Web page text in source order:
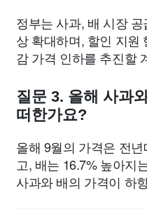
정부는 사과, 배 시장
상 확대하며, 할인 지원
감 가격 인하를 추진할
질문 3. 올해 사과
떠한가요?
올해 9월의 가격은 전
고, 배는 16.7% 높아지
사과와 배의 가격이 하